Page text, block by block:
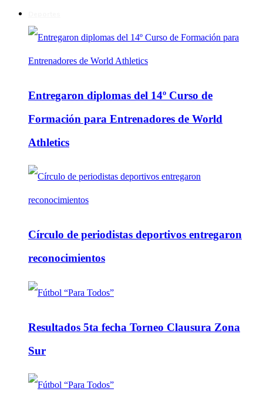
Entregaron diplomas del 14º Curso de
Formación para Entrenadores de World
Athletics
Círculo de periodistas deportivos entregaron
reconocimientos
Resultados 5ta fecha Torneo Clausura Zona
Sur